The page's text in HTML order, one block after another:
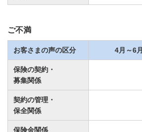
ご不満
お客さまの声の区分 4月～6月
保険の契約・
募集関係
契約の管理・
保全関係
保険金関係